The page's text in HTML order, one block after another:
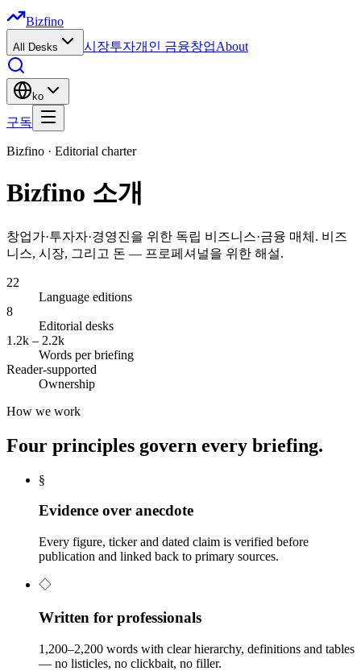
Bizfino
All Desks 시장투자개인 금융창업About
ko
구독
Bizfino · Editorial charter
Bizfino 소개
창업가·투자자·경영진을 위한 독립 비즈니스·금융 매체. 비즈
니스, 시장, 그리고 돈 — 프로페셔널을 위한 해설.
22
Language editions
8
Editorial desks
1.2k – 2.2k
Words per briefing
Reader-supported
Ownership
How we work
Four principles govern every briefing.
§
Evidence over anecdote
Every figure, ticker and dated claim is verified before
publication and linked back to primary sources.
◇
Written for professionals
1,200–2,200 words with clear hierarchy, definitions and tables
— no listicles, no clickbait, no filler.